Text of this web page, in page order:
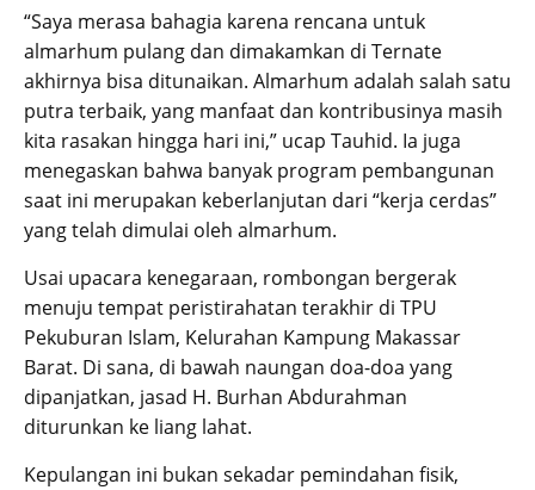
“Saya merasa bahagia karena rencana untuk
almarhum pulang dan dimakamkan di Ternate
akhirnya bisa ditunaikan. Almarhum adalah salah satu
putra terbaik, yang manfaat dan kontribusinya masih
kita rasakan hingga hari ini,” ucap Tauhid. Ia juga
menegaskan bahwa banyak program pembangunan
saat ini merupakan keberlanjutan dari “kerja cerdas”
yang telah dimulai oleh almarhum.
Usai upacara kenegaraan, rombongan bergerak
menuju tempat peristirahatan terakhir di TPU
Pekuburan Islam, Kelurahan Kampung Makassar
Barat. Di sana, di bawah naungan doa-doa yang
dipanjatkan, jasad H. Burhan Abdurahman
diturunkan ke liang lahat.
Kepulangan ini bukan sekadar pemindahan fisik,